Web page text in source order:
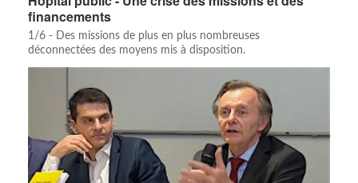
financements
1/6 - Des missions de plus en plus nombreuses
déconnectées des moyens mis à disposition.